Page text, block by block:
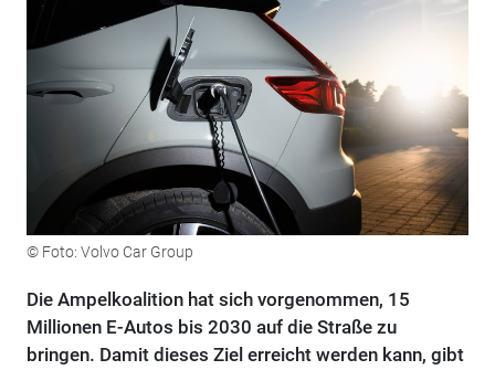
© Foto: Volvo Car Group
Die Ampelkoalition hat sich vorgenommen, 15
Millionen E-Autos bis 2030 auf die Straße zu
bringen. Damit dieses Ziel erreicht werden kann, gibt